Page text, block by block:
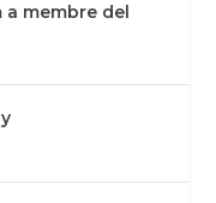
a membre del